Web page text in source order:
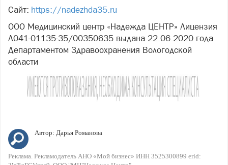
Сайт: https://nadezhda35.ru
ООО Медицинский центр «Надежда ЦЕНТР» Лицензия
Л041-01135-35/00350635 выдана 22.06.2020 года
Департаментом Здравоохранения Вологодской
области
Автор: Дарья Романова
Реклама. Рекламодатель АНО «Мой бизнес» ИНН 3525300899 erid: